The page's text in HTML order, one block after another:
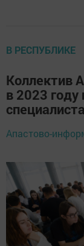
В РЕСПУБЛИКЕ
Коллектив
в 2023
специалиста
Апастово-